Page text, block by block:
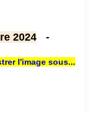
2024 -
l'image sous...